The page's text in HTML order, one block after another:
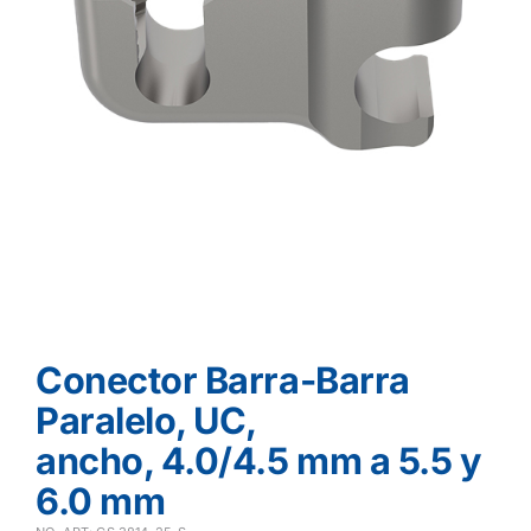
Conector Barra-Barra
Paralelo, UC,
ancho, 4.0/4.5 mm a 5.5 y
6.0 mm